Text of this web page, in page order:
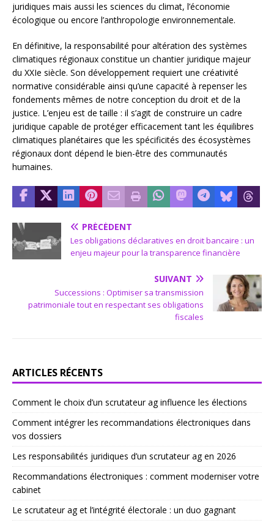
juridiques mais aussi les sciences du climat, l’économie
écologique ou encore l’anthropologie environnementale.
En définitive, la responsabilité pour altération des systèmes
climatiques régionaux constitue un chantier juridique majeur
du XXIe siècle. Son développement requiert une créativité
normative considérable ainsi qu’une capacité à repenser les
fondements mêmes de notre conception du droit et de la
justice. L’enjeu est de taille : il s’agit de construire un cadre
juridique capable de protéger efficacement tant les équilibres
climatiques planétaires que les spécificités des écosystèmes
régionaux dont dépend le bien-être des communautés
humaines.
PRÉCÉDENT
Les obligations déclaratives en droit bancaire : un
enjeu majeur pour la transparence financière
SUIVANT
Successions : Optimiser sa transmission
patrimoniale tout en respectant ses obligations
fiscales
ARTICLES RÉCENTS
Comment le choix d’un scrutateur ag influence les élections
Comment intégrer les recommandations électroniques dans
vos dossiers
Les responsabilités juridiques d’un scrutateur ag en 2026
Recommandations électroniques : comment moderniser votre
cabinet
Le scrutateur ag et l’intégrité électorale : un duo gagnant